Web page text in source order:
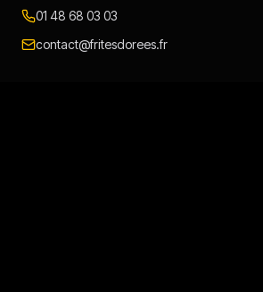
01 48 68 03 03
contact@fritesdorees.fr